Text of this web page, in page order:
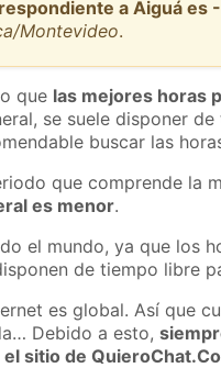
a Aiguá es
Montevideo.
que las mejores horas
se suele disponer
buscar las
que comprende la
es menor.
el mundo, ya que los
de tiempo libre
es global. Así que
Debido a esto,
sitio de